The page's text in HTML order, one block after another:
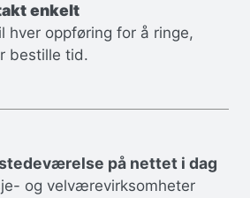
enkelt
hver oppføring for å ringe,
bestille tid.
på nettet i dag
og velværevirksomheter